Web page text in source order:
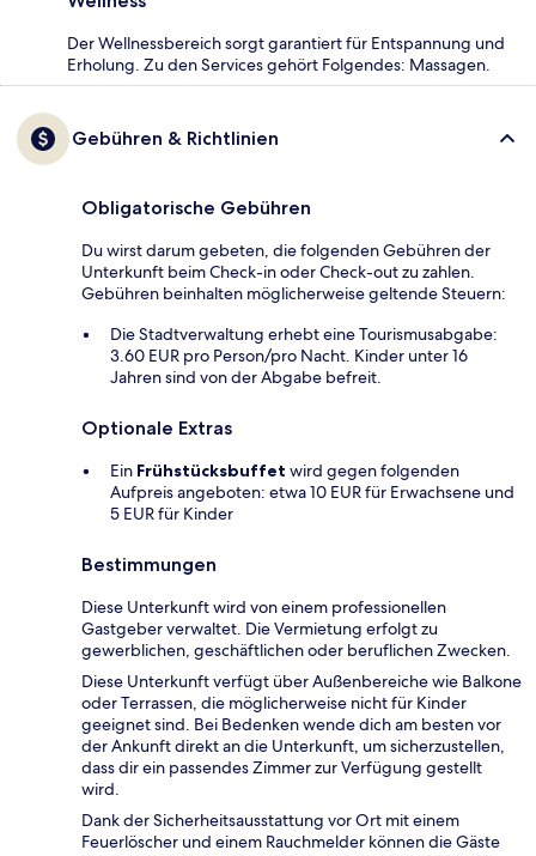
Der Wellnessbereich sorgt garantiert für Entspannung und
Erholung. Zu den Services gehört Folgendes: Massagen.
Gebühren & Richtlinien
Obligatorische Gebühren
Du wirst darum gebeten, die folgenden Gebühren der
Unterkunft beim Check-in oder Check-out zu zahlen.
Gebühren beinhalten möglicherweise geltende Steuern:
Die Stadtverwaltung erhebt eine Tourismusabgabe:
3.60 EUR pro Person/pro Nacht. Kinder unter 16
Jahren sind von der Abgabe befreit.
Optionale Extras
Ein Frühstücksbuffet wird gegen folgenden
Aufpreis angeboten: etwa 10 EUR für Erwachsene und
5 EUR für Kinder
Bestimmungen
Diese Unterkunft wird von einem professionellen
Gastgeber verwaltet. Die Vermietung erfolgt zu
gewerblichen, geschäftlichen oder beruflichen Zwecken.
Diese Unterkunft verfügt über Außenbereiche wie Balkone
oder Terrassen, die möglicherweise nicht für Kinder
geeignet sind. Bei Bedenken wende dich am besten vor
der Ankunft direkt an die Unterkunft, um sicherzustellen,
dass dir ein passendes Zimmer zur Verfügung gestellt
wird.
Dank der Sicherheitsausstattung vor Ort mit einem
Feuerlöscher und einem Rauchmelder können die Gäste